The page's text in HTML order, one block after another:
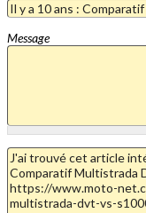
Message